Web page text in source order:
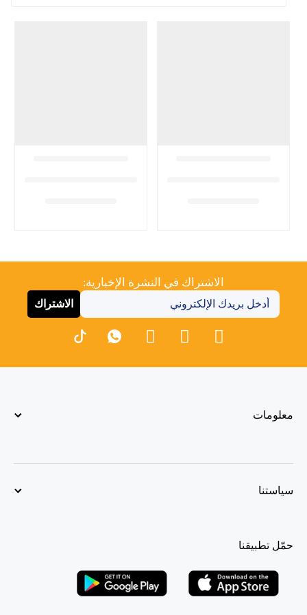
الاشتراك في النشرة الإخبارية:
الاشتراك
معلومات
سياستنا
حمّل تطبيقنا